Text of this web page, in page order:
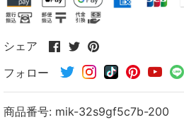
シェア
Facebook
シ
ェ
ア
Twitter
シ
ェ
ア
Pinterest
シ
ェ
ア
す
フォロー
商品番号: mik-32s9gf5c7b-200